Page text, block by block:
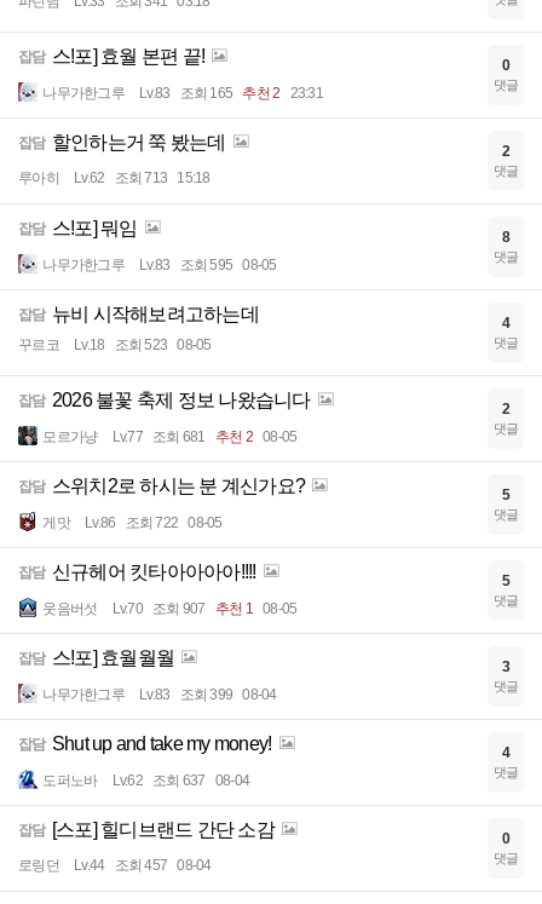
잡담 스!포] 효월 본편 끝!
나무가한그루 Lv.83 조회 165 추천 2 23:31
0
댓글
잡담 할인하는거 쭉 봤는데
루아히 Lv.62 조회 713 15:18
2
댓글
잡담 스!포] 뭐임
나무가한그루 Lv.83 조회 595 08-05
8
댓글
잡담 뉴비 시작해보려고하는데
꾸르코 Lv.18 조회 523 08-05
4
댓글
잡담 2026 불꽃 축제 정보 나왔습니다
모르가냥 Lv.77 조회 681 추천 2 08-05
2
댓글
잡담 스위치2로 하시는 분 계신가요?
게맛 Lv.86 조회 722 08-05
5
댓글
잡담 신규헤어 킷타아아아아!!!!
웃음버섯 Lv.70 조회 907 추천 1 08-05
5
댓글
잡담 스!포] 효월월월
나무가한그루 Lv.83 조회 399 08-04
3
댓글
잡담 Shut up and take my money!
도퍼노바 Lv.62 조회 637 08-04
4
댓글
잡담 [스포] 힐디브랜드 간단 소감
로링던 Lv.44 조회 457 08-04
0
댓글